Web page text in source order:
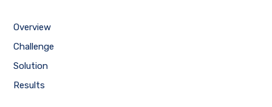
Overview
Challenge
Solution
Results